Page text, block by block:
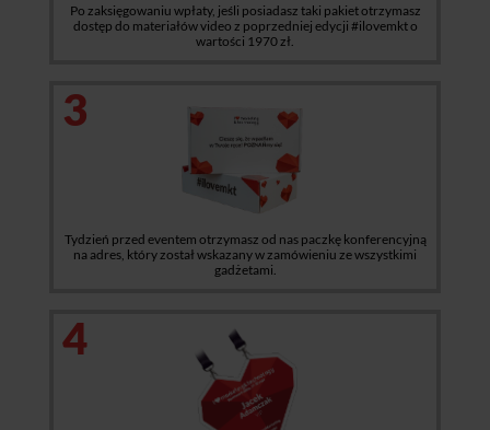
Po zaksięgowaniu wpłaty, jeśli posiadasz taki pakiet otrzymasz
dostęp do materiałów video z poprzedniej edycji #ilovemkt o
wartości 1970 zł.
3
Tydzień przed eventem otrzymasz od nas paczkę konferencyjną
na adres, który został wskazany w zamówieniu ze wszystkimi
gadżetami.
4